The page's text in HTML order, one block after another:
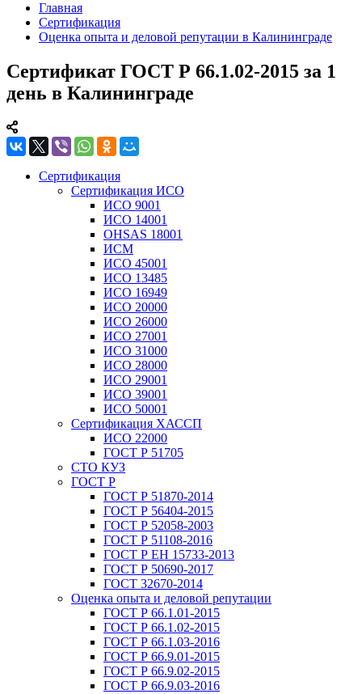
Главная
Сертификация
Оценка опыта и деловой репутации в Калининграде
Сертификат ГОСТ Р 66.1.02-2015 за 1
день в Калининграде
Сертификация
Сертификация ИСО
ИСО 9001
ИСО 14001
OHSAS 18001
ИСМ
ИСО 45001
ИСО 13485
ИСО 16949
ИСО 20000
ИСО 26000
ИСО 27001
ИСО 31000
ИСО 28000
ИСО 29001
ИСО 39001
ИСО 50001
Сертификация ХАССП
ИСО 22000
ГОСТ Р 51705
СТО КУЗ
ГОСТ Р
ГОСТ Р 51870-2014
ГОСТ Р 56404-2015
ГОСТ Р 52058-2003
ГОСТ Р 51108-2016
ГОСТ Р ЕН 15733-2013
ГОСТ Р 50690-2017
ГОСТ 32670-2014
Оценка опыта и деловой репутации
ГОСТ Р 66.1.01-2015
ГОСТ Р 66.1.02-2015
ГОСТ Р 66.1.03-2016
ГОСТ Р 66.9.01-2015
ГОСТ Р 66.9.02-2015
ГОСТ Р 66.9.03-2016